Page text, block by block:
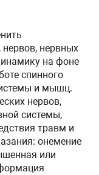
нервных
на фоне
спинного
и мышц.
нервов,
системы,
травм и
онемение
или